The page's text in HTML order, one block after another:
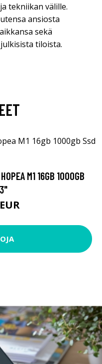
tekniikan välille.
ansiosta
sekä
tiloista.
M1 16GB 1000GB